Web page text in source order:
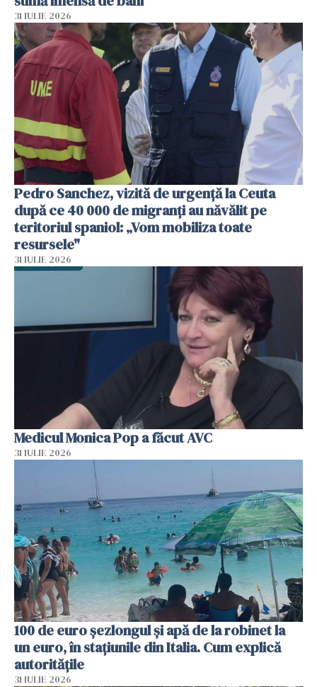
31 IULIE 2026
Pedro Sanchez, vizită de urgență la Ceuta
după ce 40 000 de migranți au năvălit pe
teritoriul spaniol: „Vom mobiliza toate
resursele"
31 IULIE 2026
Medicul Monica Pop a făcut AVC
31 IULIE 2026
100 de euro șezlongul și apă de la robinet la
un euro, în stațiunile din Italia. Cum explică
autoritățile
31 IULIE 2026